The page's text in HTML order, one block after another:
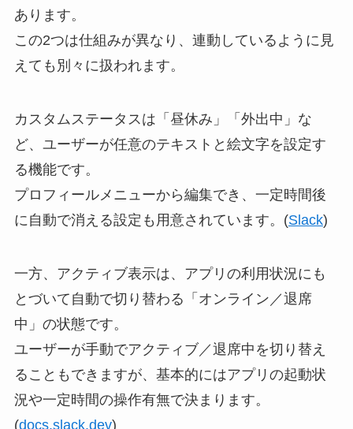
あります。
この2つは仕組みが異なり、連動しているように見
えても別々に扱われます。
カスタムステータスは「昼休み」「外出中」な
ど、ユーザーが任意のテキストと絵文字を設定す
る機能です。
プロフィールメニューから編集でき、一定時間後
に自動で消える設定も用意されています。(Slack)
一方、アクティブ表示は、アプリの利用状況にも
とづいて自動で切り替わる「オンライン／退席
中」の状態です。
ユーザーが手動でアクティブ／退席中を切り替え
ることもできますが、基本的にはアプリの起動状
況や一定時間の操作有無で決まります。
(docs.slack.dev)